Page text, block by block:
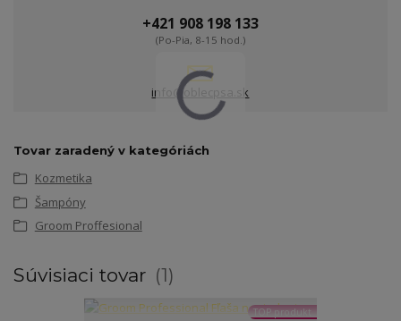
+421 908 198 133
(Po-Pia, 8-15 hod.)
info@oblecpsa.sk
Tovar zaradený v kategóriách
Kozmetika
Šampóny
Groom Proffesional
Súvisiaci tovar 1
TOP produkt